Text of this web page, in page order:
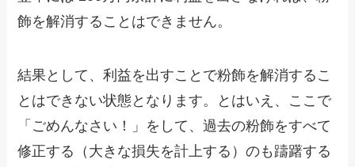
飾を解消することはできません。
結果として、利益を出すことで粉飾を解消するこ
とはできない状態となります。とはいえ、ここで
「ごめんなさい！」をして、過去の粉飾をすべて
修正する（大きな損失を計上する）のも躊躇する